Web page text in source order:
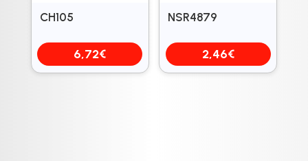
CH105
6,72€
NSR4879
2,46€